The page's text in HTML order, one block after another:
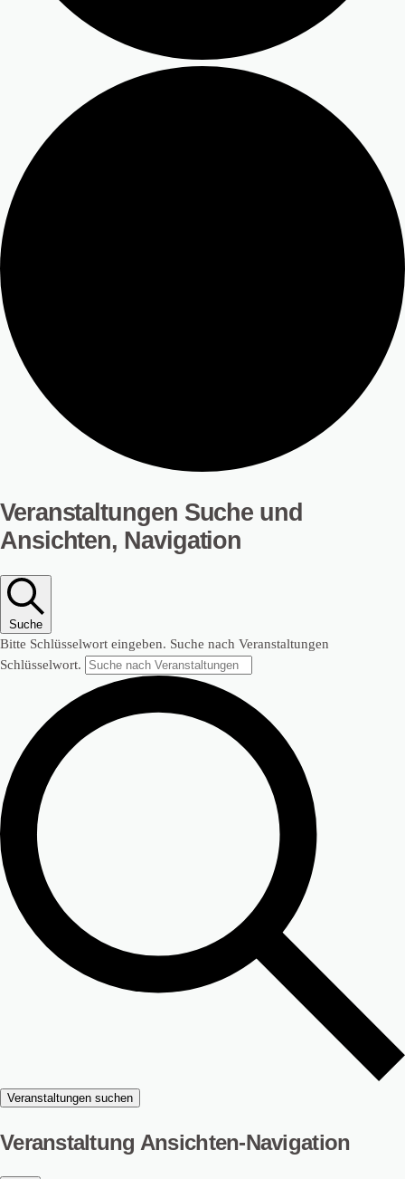
Veranstaltungen
für
Juli
10,
2026
Veranstaltungen Suche und
Ansichten, Navigation
Suche
Bitte Schlüsselwort eingeben. Suche nach Veranstaltungen
Schlüsselwort.
Veranstaltungen suchen
Veranstaltung Ansichten-Navigation